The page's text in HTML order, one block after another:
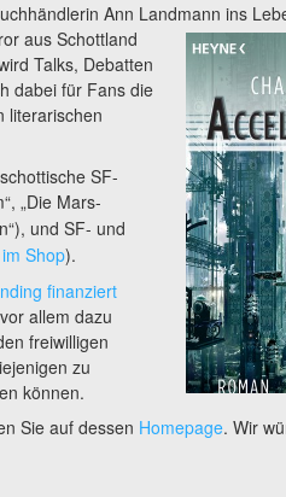
Ann Landmann ins
aus Schottland
Talks, Debatten
dabei für Fans die
literarischen
SF-
„Die Mars-
und SF- und
im Shop).
finanziert
allem dazu
freiwilligen
zu
können.
Sie auf dessen Homepage. Wir